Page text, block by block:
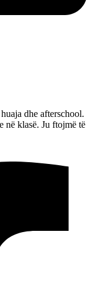
dhe afterschool.
në klasë. Ju ftojmë të